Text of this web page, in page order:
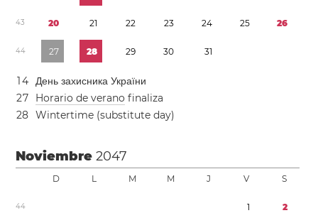
43 20 21 22 23 24 25 26
44 27 28 29 30 31
14 День захисника України
27 Horario de verano finaliza
28 Wintertime (substitute day)
Noviembre2047
D L M M J V S
44 1 2